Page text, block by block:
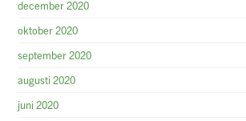
december 2020
oktober 2020
september 2020
augusti 2020
juni 2020